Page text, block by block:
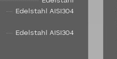
Edelstahl AISI304
Edelstahl AISI304